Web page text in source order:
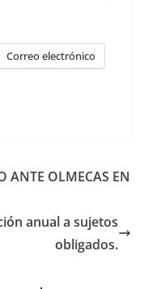
Correo electrónico
ANTE OLMECAS EN
anual a sujetos
obligados.